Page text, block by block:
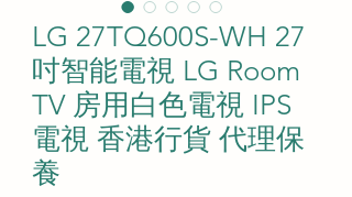
LG 27TQ600S-WH 27
吋智能電視 LG Room
TV 房用白色電視 IPS
電視 香港行貨 代理保
養